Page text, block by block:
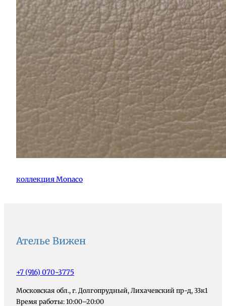
коллекция Monaco
Ателье Вижен
+7 (916) 070-3775
Московская обл., г. Долгопрудный, Лихачевский пр-д, 33к1
Время работы: 10:00–20:00